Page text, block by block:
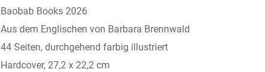
Baobab Books 2026
Aus dem Englischen von Barbara Brennwald
44 Seiten, durchgehend farbig illustriert
Hardcover, 27,2 x 22,2 cm